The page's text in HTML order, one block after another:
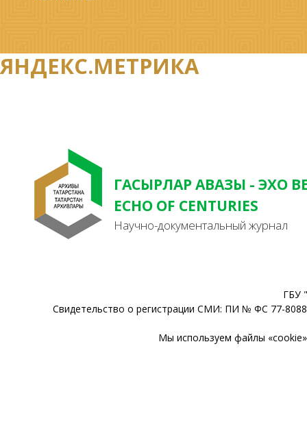
ЯНДЕКС.МЕТРИКА
ГАСЫРЛАР АВАЗЫ - ЭХО
ECHO OF CENTURIES
Научно-документальный журнал
ГБУ
Свидетельство о регистрации СМИ: ПИ № ФС 77-
Мы используем файлы «cookie»